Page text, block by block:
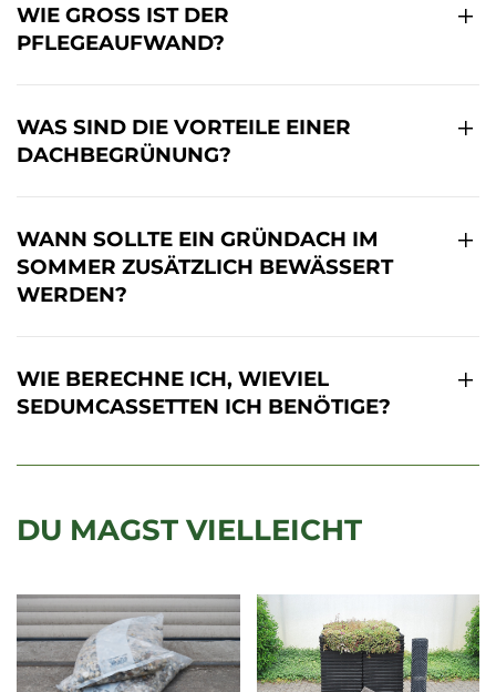
WIE GROSS IST DER P
FLEGEAUFWAND?
WAS SIND DIE VORTEILE EINER
DACHBEGRÜNUNG?
WANN SOLLTE EIN GRÜNDACH IM
SOMMER ZUSÄTZLICH BEWÄSSERT
WERDEN?
WIE BERECHNE ICH, WIEVIEL
SEDUMCASSETTEN ICH BENÖTIGE?
DU MAGST VIELLEICHT